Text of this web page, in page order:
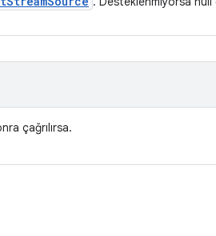
çağrılırsa.